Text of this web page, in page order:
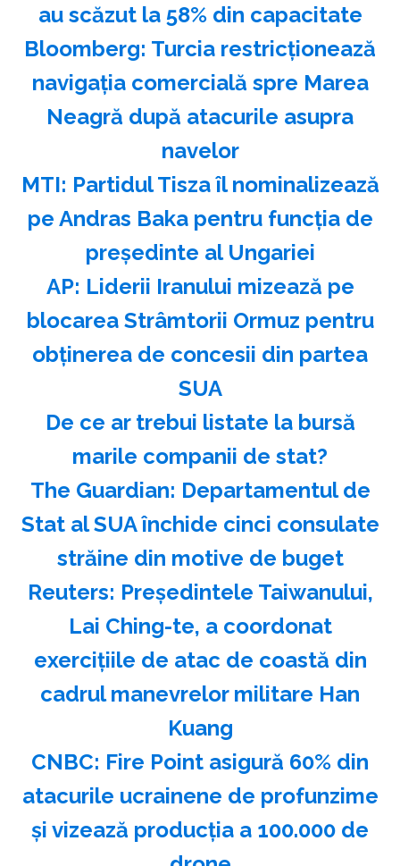
au scăzut la 58% din capacitate
Bloomberg: Turcia restricţionează
navigaţia comercială spre Marea
Neagră după atacurile asupra
navelor
MTI: Partidul Tisza îl nominalizează
pe Andras Baka pentru funcţia de
preşedinte al Ungariei
AP: Liderii Iranului mizează pe
blocarea Strâmtorii Ormuz pentru
obţinerea de concesii din partea
SUA
️De ce ar trebui listate la bursă
marile companii de stat?
The Guardian: Departamentul de
Stat al SUA închide cinci consulate
străine din motive de buget
Reuters: Preşedintele Taiwanului,
Lai Ching-te, a coordonat
exerciţiile de atac de coastă din
cadrul manevrelor militare Han
Kuang
CNBC: Fire Point asigură 60% din
atacurile ucrainene de profunzime
şi vizează producţia a 100.000 de